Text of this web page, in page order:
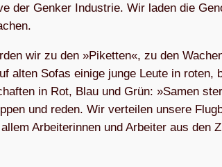
der Gen­ker Indus­trie. Wir laden die
wir zu den »Piket­ten«, zu den
alten Sofas einige junge Leute in
in Rot, Blau und Grün: »Samen
und reden. Wir vertei­len unsere
Arbei­te­rinnen und Arbei­ter aus den